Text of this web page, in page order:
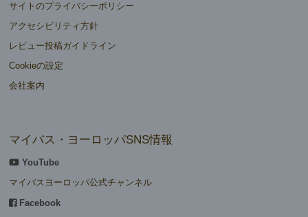
サイトのプライバシーポリシー
アクセシビリティ方針
レビュー投稿ガイドライン
Cookieの設定
会社案内
マイバス・ヨーロッパSNS情報
YouTube
マイバスヨーロッパ公式チャンネル
Facebook